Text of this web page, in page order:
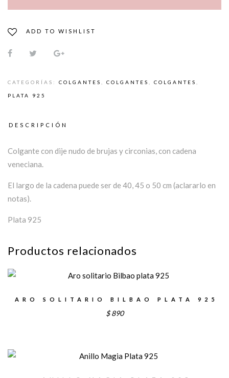
ADD TO WISHLIST
CATEGORÍAS: COLGANTES COLGANTES COLGANTES
PLATA 925
DESCRIPCIÓN
Colgante con dije nudo de brujas y circonias, con cadena
veneciana.
El largo de la cadena puede ser de 40, 45 o 50 cm (aclararlo en
notas).
Plata 925
Productos relacionados
ARO SOLITARIO BILBAO PLATA 925
$ 890